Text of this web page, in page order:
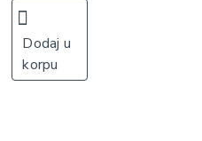
Dodaj u
korpu